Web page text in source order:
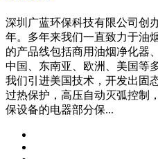
深圳广蓝环保科技有限公司创
年。多年来我们一直致力于油
的产品线包括商用油烟净化器
中国、东南亚、欧洲、美国等
我们引进美国技术，开发出固
过热保护，高压自动灭弧控制
保设备的电器部分保...